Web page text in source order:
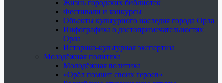
Жизнь городских библиотек
Фестивали и конкурсы
Объекты культурного наследия города Орла
Инфографика о достопримечательностях
Орла
Историко-культурная экспертиза
Молодёжная политика
Молодёжная политика
«Орёл помнит своих героев»